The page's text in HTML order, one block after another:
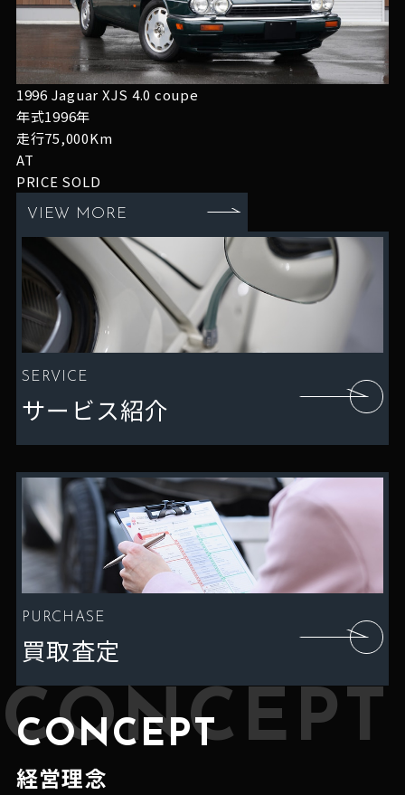
1996 Jaguar XJS 4.0 coupe
年式1996年
走行75,000Km
AT
PRICE SOLD
VIEW MORE
SERVICE
サービス紹介
PURCHASE
買取査定
CONCEPT
CONCEPT
経営理念